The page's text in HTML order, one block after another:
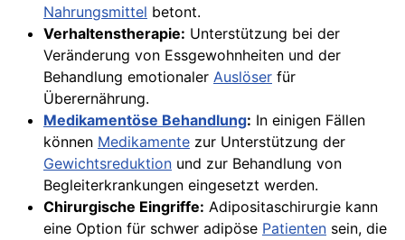
Nahrungsmittel betont.
Verhaltenstherapie: Unterstützung bei der
Veränderung von Essgewohnheiten und der
Behandlung emotionaler Auslöser für
Überernährung.
Medikamentöse Behandlung: In einigen Fällen
können Medikamente zur Unterstützung der
Gewichtsreduktion und zur Behandlung von
Begleiterkrankungen eingesetzt werden.
Chirurgische Eingriffe: Adipositaschirurgie kann
eine Option für schwer adipöse Patienten sein, die